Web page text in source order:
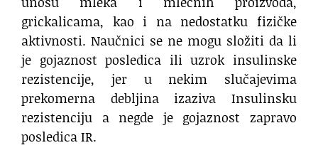
grickalicama, kao i na nedostatku fizičke
aktivnosti. Naučnici se ne mogu složiti da li
je gojaznost posledica ili uzrok insulinske
rezistencije, jer u nekim slučajevima
prekomerna debljina izaziva Insulinsku
rezistenciju a negde je gojaznost zapravo
posledica IR.